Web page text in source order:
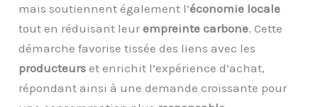
mais soutiennent également l’économie locale
tout en réduisant leurempreinte carbone. Cette
démarche favorise tissée des liens avec les
producteurs et enrichit l’expérience d’achat,
répondant ainsi à une demande croissante pour